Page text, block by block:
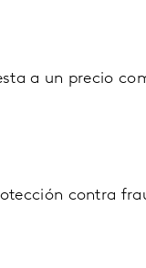
a un precio
contra